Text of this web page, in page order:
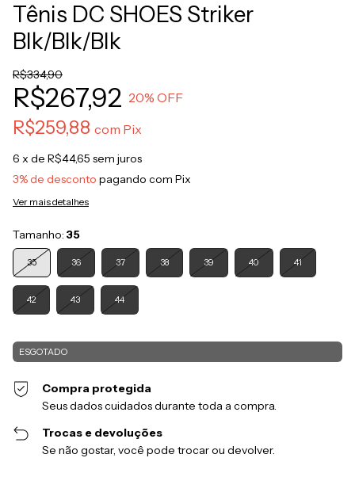
Tênis DC SHOES Striker
Blk/Blk/Blk
R$334,90
R$267,92 20% OFF
R$259,88 com Pix
6 x de R$44,65 sem juros
3% de desconto pagando com Pix
Ver mais detalhes
Tamanho: 35
35 36 37 38 39 40 41
42 43 44
Compra protegida
Seus dados cuidados durante toda a compra.
Trocas e devoluções
Se não gostar, você pode trocar ou devolver.